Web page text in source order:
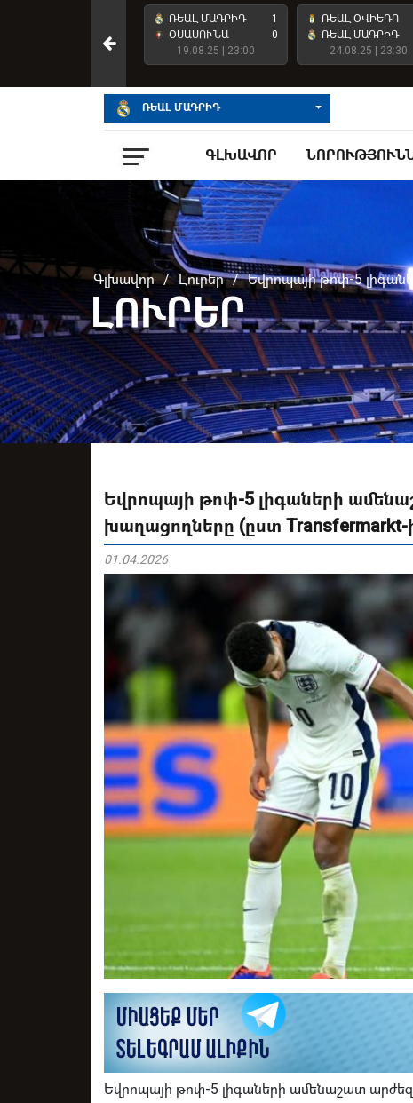
ԱՏԼԵՏԻԿ ԲԻԼԲԱՈ
ՌԵԱԼ ՄԱԴՐԻԴ
1
ՕՍԱՍՈՒՆԱ
0
19.08.25 | 23:00
ՌԵԱԼ ՕՎԻԵԴՈ
ՌԵԱԼ ՄԱԴՐԻԴ
24.08.25 | 23:30
ՌԵԱԼ ՄԱԴՐԻԴ
ԳԼԽԱՎՈՐ
Գլխավոր / Լուրեր / Եվրոպայի թոփ-5
ԼՈՒՐԵՐ
Եվրոպայի թոփ-5 լիգաների
խաղացողները (ըստ Transfermarkt-
01.04.2026
Եվրոպայի թոփ-5 լիգաների ամենաշատ